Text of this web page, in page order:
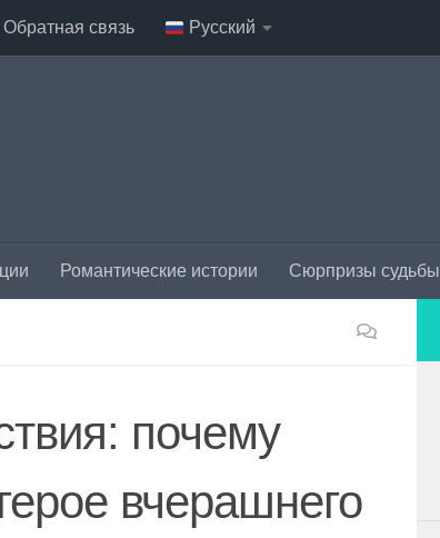
Обратная связь Русский
Романтические истории Сюрпризы судьбы
почему
вчерашнего